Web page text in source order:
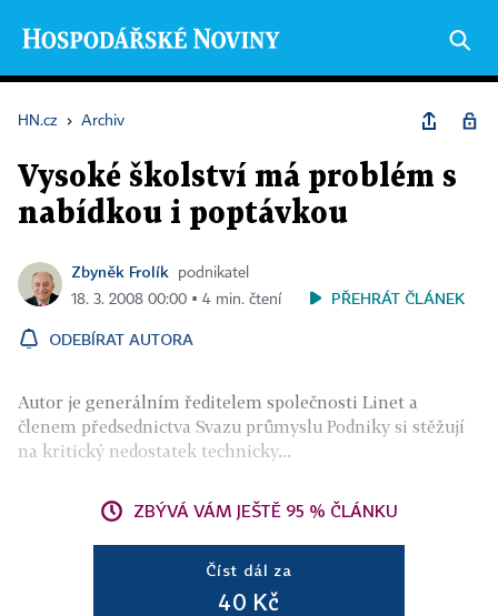
HN.cz › Archiv
Vysoké školství má problém s
nabídkou i poptávkou
Zbyněk Frolík
podnikatel
18. 3. 2008 00:00 ▪ 4 min. čtení
PŘEHRÁT ČLÁNEK
ODEBÍRAT AUTORA
Autor je generálním ředitelem společnosti Linet a
členem předsednictva Svazu průmyslu Podniky si stěžují
na kritický nedostatek technicky...
ZBÝVÁ VÁM JEŠTĚ 95 % ČLÁNKU
Číst dál za
40 Kč